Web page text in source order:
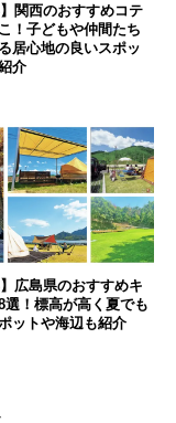
】関西のおすすめコテ
！子どもや仲間たち
居心地の良いスポッ
介
】広島県のおすすめキ
選！標高が高く夏でも
ットや海辺も紹介